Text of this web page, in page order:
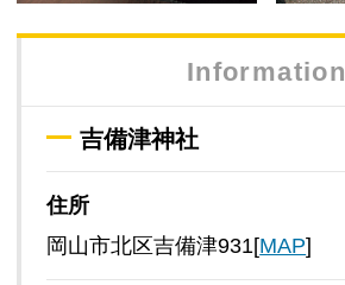
Information
吉備津神社
住所
岡山市北区吉備津931[MAP]